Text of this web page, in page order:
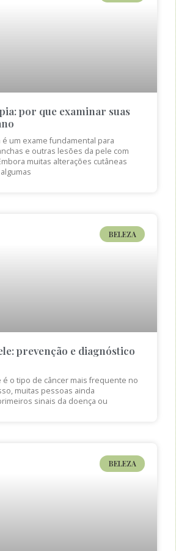
por que examinar suas
um exame fundamental para
e outras lesões da pele com
muitas alterações cutâneas
BELEZA
prevenção e diagnóstico
é o tipo de câncer mais frequente no
muitas pessoas ainda
sinais da doença ou
BELEZA